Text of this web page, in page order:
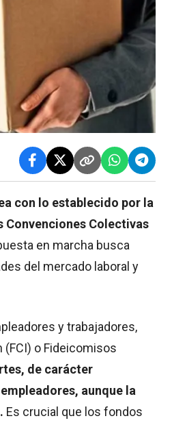
con lo establecido por la
Convenciones Colectivas
en marcha busca
del mercado laboral y
y trabajadores,
o Fideicomisos
de carácter
aunque la
Es crucial que los fondos